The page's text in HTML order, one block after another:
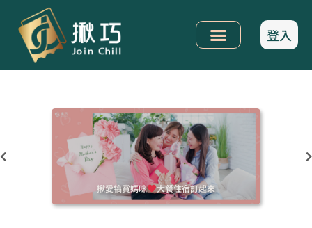
登入
揪愛犒賞媽咪 大餐住宿訂起來